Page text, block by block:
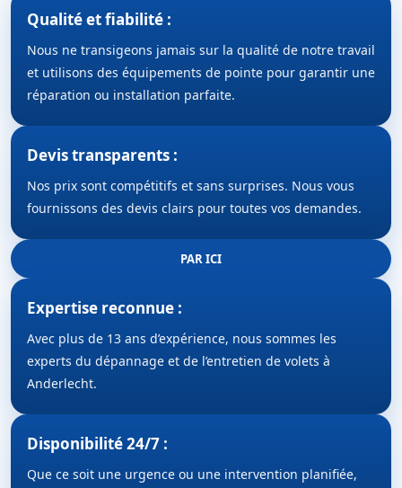
Qualité et fiabilité :
Nous ne transigeons jamais sur la qualité de notre travail
et utilisons des équipements de pointe pour garantir une
réparation ou installation parfaite.
Devis transparents :
Nos prix sont compétitifs et sans surprises. Nous vous
fournissons des devis clairs pour toutes vos demandes.
PAR ICI
Expertise reconnue :
Avec plus de 13 ans d’expérience, nous sommes les
experts du dépannage et de l’entretien de volets à
Anderlecht.
Disponibilité 24/7 :
Que ce soit une urgence ou une intervention planifiée,